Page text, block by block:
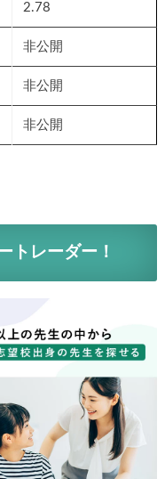
2.78
非公開
非公開
非公開
トレーダー！